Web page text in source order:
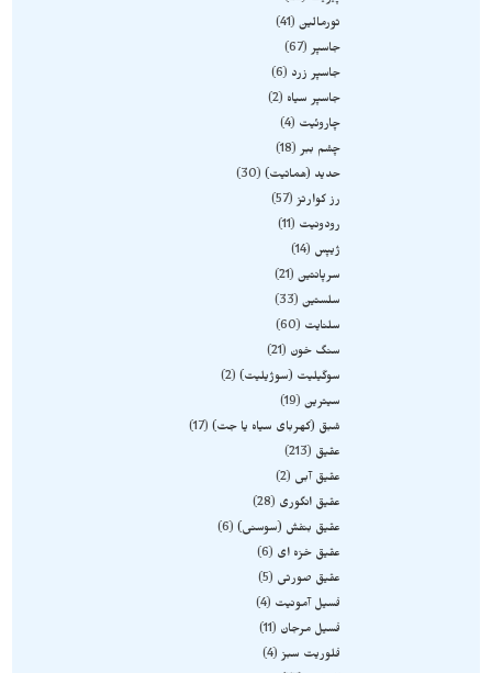
تورمالین 41
جاسپر 67
جاسپر زرد
6
جاسپر سیاه
2
چاروئیت
4
چشم ببر 18
حدید (هماتیت) 30
رز کوارتز 57
رودونیت
11
ژیپس
14
سرپانتین 21
سلستین 33
سلنایت
60
سنگ خون
21
سوگیلیت (سوژیلیت) 2
سیترین 19
شبق (کهربای سیاه یا جت) 17
عقیق
213
عقیق آبی
2
عقیق انگوری
28
عقیق بنفش (سوسنی) 6
عقیق خزه ای
6
عقیق صورتی
5
فسیل آمونیت
4
فسیل مرجان
11
فلوریت سبز 4